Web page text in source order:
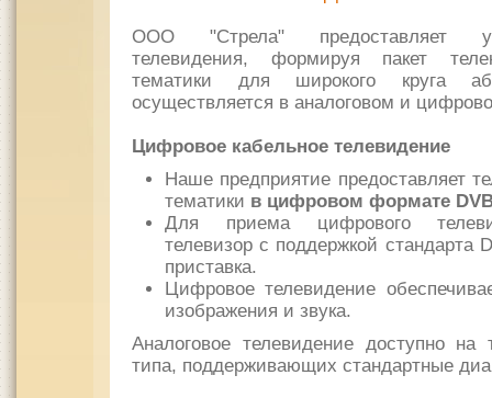
ООО "Стрела" предоставляет
телевидения, формируя пакет
тематики для широкого круга
осуществляется в аналоговом и
Цифровое кабельное телевидение
Наше предприятие предоставляет
тематики в цифровом формате
Для приема цифрового
телевизор с поддержкой стандарта
приставка.
Цифровое телевидение
изображения и звука.
Аналоговое телевидение доступно на
типа, поддерживающих стандартные